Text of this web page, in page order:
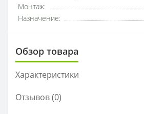
Монтаж:
Назначение:
Обзор товара
Характеристики
Отзывов (0)